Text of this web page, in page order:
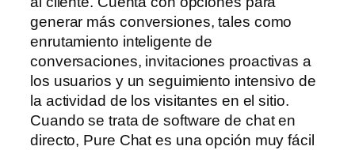
generar más conversiones, tales como
enrutamiento inteligente de
conversaciones, invitaciones proactivas a
los usuarios y un seguimiento intensivo de
la actividad de los visitantes en el sitio.
Cuando se trata de software de chat en
directo, Pure Chat es una opción muy fácil